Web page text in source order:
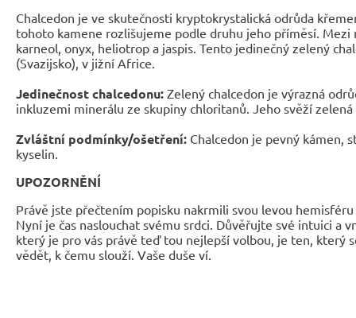
Chalcedon je ve skutečnosti kryptokrystalická odrůda
tohoto kamene rozlišujeme podle druhu jeho příměsí. Mezi
karneol, onyx, heliotrop a jaspis. Tento jedinečný zelený
(Svazijsko), v jižní Africe.
Jedinečnost chalcedonu: Zelený chalcedon je výrazná
inkluzemi minerálu ze skupiny chloritanů. Jeho svěží
Zvláštní podmínky/ošetření: Chalcedon je pevný kámen,
kyselin.
UPOZORNĚNÍ
Právě jste přečtením popisku nakrmili svou levou
Nyní je čas naslouchat svému srdci. Důvěřujte své intuici a
který je pro vás právě teď tou nejlepší volbou, je ten, který
vědět, k čemu slouží. Vaše duše ví.